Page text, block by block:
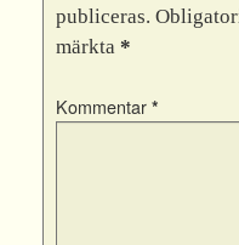
publiceras.
märkta *
Kommentar *